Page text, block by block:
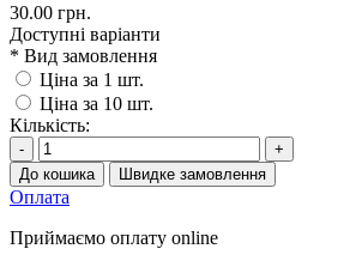
30.00 грн.
Доступні варіанти
* Вид замовлення
Ціна за 1 шт.
Ціна за 10 шт.
Кількість:
-
+
До кошика
Швидке замовлення
Оплата
Приймаємо оплату online